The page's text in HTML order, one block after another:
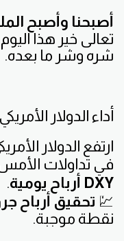
أصبحنا وأصبح
تعالى خير هذا
شره وشر ما بعده.
أداء الدولار
ارتفع الدولار
في تداولات
DXY أرباح يومية
.
💹 تحقيق أرباح
نقطة موجبة.